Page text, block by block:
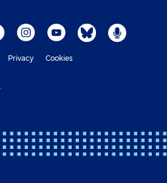
Privacy
Cookies